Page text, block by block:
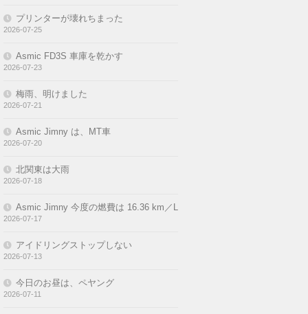
プリンターが壊れちまった
2026-07-25
Asmic FD3S 車庫を乾かす
2026-07-23
梅雨、明けました
2026-07-21
Asmic Jimny は、MT車
2026-07-20
北関東は大雨
2026-07-18
Asmic Jimny 今度の燃費は 16.36 km／L
2026-07-17
アイドリングストップしない
2026-07-13
今日のお昼は、ペヤング
2026-07-11